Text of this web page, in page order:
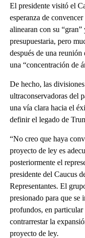
El presidente visitó el
esperanza de
alinearan con su
presupuestaria, pero
después de una
una “concentración de
De hecho, las
ultraconservadoras del
una vía clara hacia el
definir el legado de
“No creo que haya
proyecto de ley es
posteriormente el
presidente del Caucus
Representantes. El
presionado para que se
profundos, en
contrarrestar la
proyecto de ley.